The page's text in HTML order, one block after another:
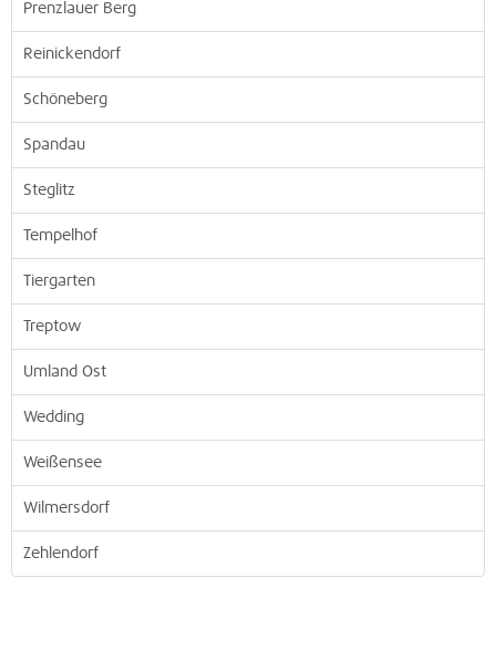
Prenzlauer Berg
Reinickendorf
Schöneberg
Spandau
Steglitz
Tempelhof
Tiergarten
Treptow
Umland Ost
Wedding
Weißensee
Wilmersdorf
Zehlendorf